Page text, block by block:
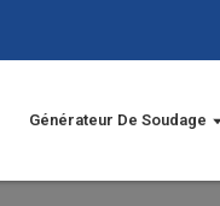
Générateur De Soudage